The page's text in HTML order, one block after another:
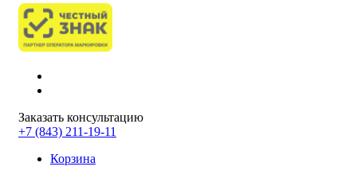
Заказать консультацию
+7 (843) 211-19-11
Корзина